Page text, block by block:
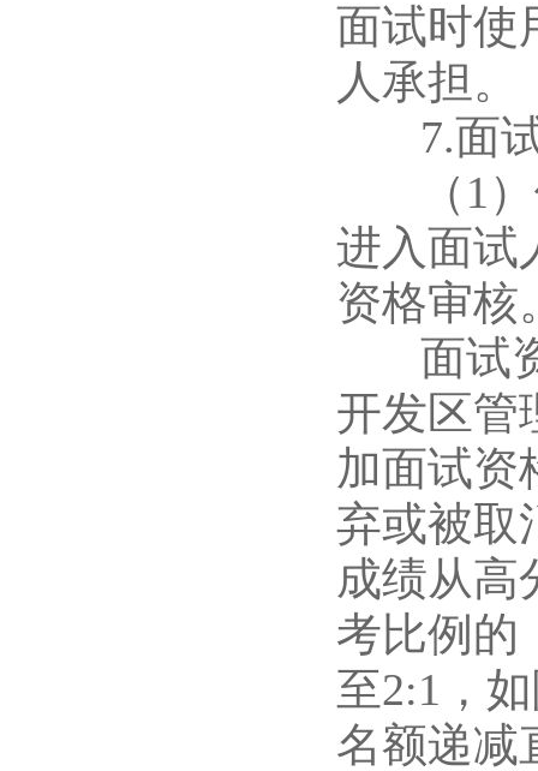
面试时使
人承担。
7.面试
（1）
进入面试
资格审核
面试资
开发区管
加面试资
弃或被取
成绩从高
考比例的
至2:1，
名额递减